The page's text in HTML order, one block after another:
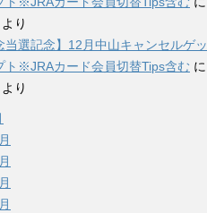
より
当選記念】12月中山キャンセルゲッ
ト※JRAカード会員切替Tips含む に
より